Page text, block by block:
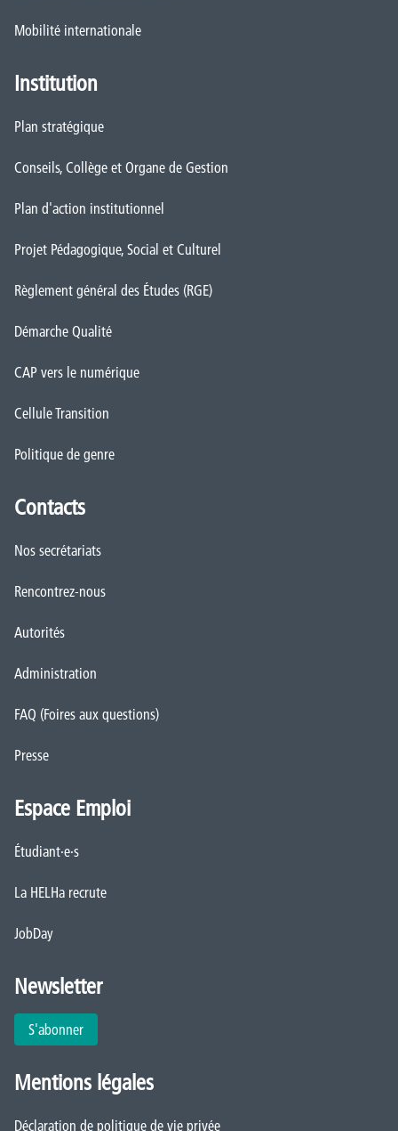
Mobilité internationale
Institution
Plan stratégique
Conseils, Collège et Organe de Gestion
Plan d'action institutionnel
Projet Pédagogique, Social et Culturel
Règlement général des Études (RGE)
Démarche Qualité
CAP vers le numérique
Cellule Transition
Politique de genre
Contacts
Nos secrétariats
Rencontrez-nous
Autorités
Administration
FAQ (Foires aux questions)
Presse
Espace Emploi
Étudiant·e·s
La HELHa recrute
JobDay
Newsletter
S'abonner
Mentions légales
Déclaration de politique de vie privée